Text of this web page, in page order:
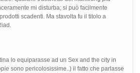
mi disturba; si può facilmente
scadenti. Ma stavolta fu il titolo a
lo equiparasse ad un Sex and the city in
sono pericolosissime..) il fatto che parlasse